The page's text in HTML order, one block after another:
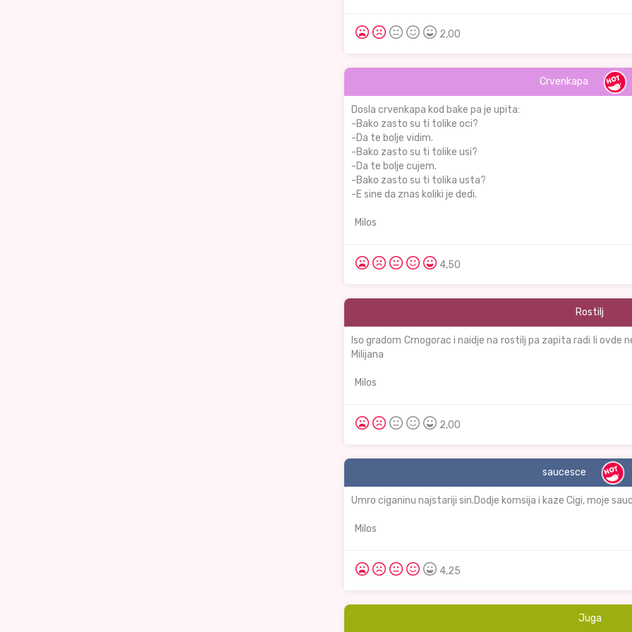
2,00
Crvenkapa
Dosla crvenkapa kod bake pa je upita:
-Bako zasto su ti tolike oci?
-Da te bolje vidim.
-Bako zasto su ti tolike usi?
-Da te bolje cujem.
-Bako zasto su ti tolika usta?
-E sine da znas koliki je dedi.
Milos
4,50
Rostilj
Iso gradom Crnogorac i naidje na rostilj pa zapita radi li ovde
Milijana
Milos
2,00
saucesce
Umro ciganinu najstariji sin.Dodje komsija i kaze Cigi, moje
Milos
4,25
Juga